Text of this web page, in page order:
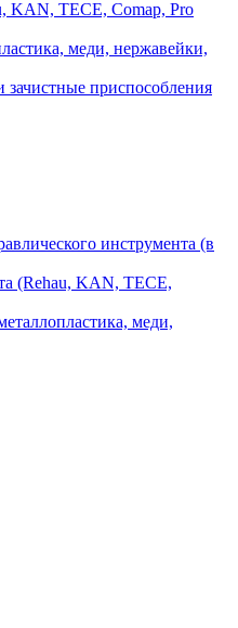
KAN, TECE, Comap, Pro
меди, нержавейки,
приспособления
инструмента (в
(Rehau, KAN, TECE,
меди,